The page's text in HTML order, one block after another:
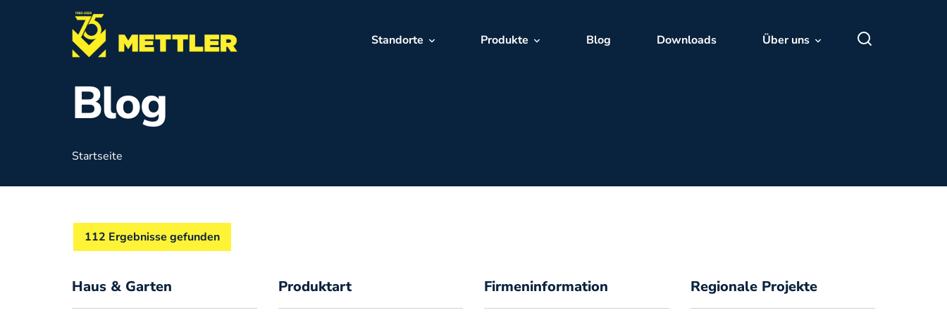
Direkt zum Inhalt
Standorte Produkte Blog Downloads
Über uns
Blog
Startseite
112 Ergebnisse gefunden
Haus & Garten Produktart Firmeninformation Regionale Projekte